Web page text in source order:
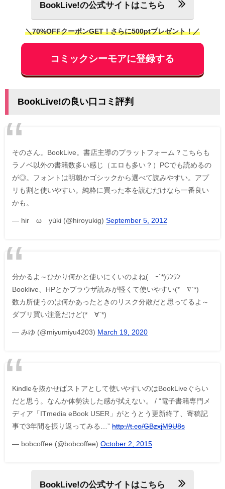
BookLive!の公式サイトはこちら
＼70%OFFクーポンGET！さらに500ptプレゼント！／
コミックシーモアに登録する
BookLive!の良い口コミ評判
そのさん。BookLive。書店主導のプラットフォーム？こちらも
ラノベ以外の書籍数多い感じ（エロも多い？）PCでも読めるの
が◎。フォントは明朝かゴシックから選べて読みやすい。アプ
リも割と使いやすい。純粋に買った本を読むだけなら一番良い
かも。
— hirØωØyúki (@hiroyukig) September 5, 2012
分かるよ～ひかり何かと使いにくいのよね(´ｰ`*)ｳﾝｳﾝ
Booklive、HPとかブラウザ読みが軽くて使いやすい(*´∇`*)
数カ所使うのは何かあったときのリスク分散だと思ってるよ～
ダブリ買い注意だけど(*´∀`*)
— みゆ (@miyumiyu4203) March 19, 2020
Kindleを抜かせばストアとして使いやすいのはBookLiveぐらい
だと思う。なんか体勢決した感が拭えない。 / “電子書籍専門メ
ディア「ITmedia eBook USER」がとうとう更新終了、寄稿記
事で3年間を振り返ってみる…” http://t.co/GBzxjM9U8s
— bobcoffee (@bobcoffee) October 2, 2015
BookLive!の公式サイトはこちら